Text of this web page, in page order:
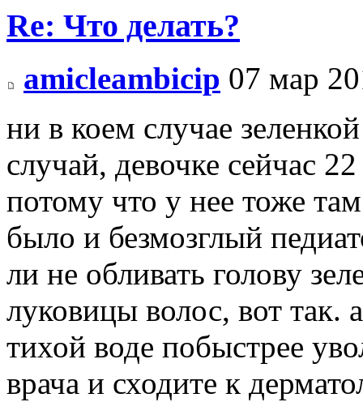
Re: Что делать?
amicleambicip 07 мар
ни в коем случае
случай, девочке сейчас
потому что у нее тоже
было и безмозглый
ли не обливать голову
луковицы волос, вот так.
тихой воде побыстрее
врача и сходите к